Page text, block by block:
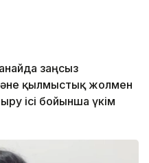
заңсыз
қылмыстық жолмен
ісі бойынша үкім